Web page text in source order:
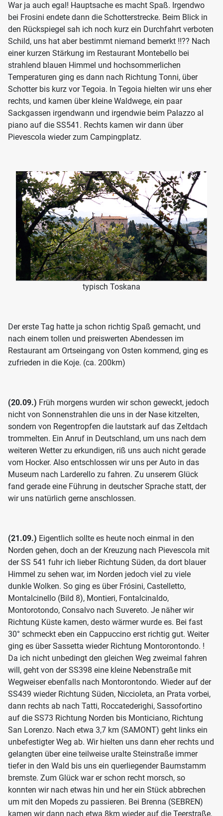
War ja auch egal! Hauptsache es macht Spaß. Irgendwo
bei Frosini endete dann die Schotterstrecke. Beim Blick in
den Rückspiegel sah ich noch kurz ein Durchfahrt verboten
Schild, uns hat aber bestimmt niemand bemerkt !!?? Nach
einer kurzen Stärkung im Restaurant Montebello bei
strahlend blauen Himmel und hochsommerlichen
Temperaturen ging es dann nach Richtung Tonni, über
Schotter bis kurz vor Tegoia. In Tegoia hielten wir uns eher
rechts, und kamen über kleine Waldwege, ein paar
Sackgassen irgendwann und irgendwie beim Palazzo al
piano auf die SS541. Rechts kamen wir dann über
Pievescola wieder zum Campingplatz.
typisch Toskana
Der erste Tag hatte ja schon richtig Spaß gemacht, und
nach einem tollen und preiswerten Abendessen im
Restaurant am Ortseingang von Osten kommend, ging es
zufrieden in die Koje. (ca. 200km)
(20.09.) Früh morgens wurden wir schon geweckt, jedoch
nicht von Sonnenstrahlen die uns in der Nase kitzelten,
sondern von Regentropfen die lautstark auf das Zeltdach
trommelten. Ein Anruf in Deutschland, um uns nach dem
weiteren Wetter zu erkundigen, riß uns auch nicht gerade
vom Hocker. Also entschlossen wir uns per Auto in das
Museum nach Larderello zu fahren. Zu unserem Glück
fand gerade eine Führung in deutscher Sprache statt, der
wir uns natürlich gerne anschlossen.
(21.09.) Eigentlich sollte es heute noch einmal in den
Norden gehen, doch an der Kreuzung nach Pievescola mit
der SS 541 fuhr ich lieber Richtung Süden, da dort blauer
Himmel zu sehen war, im Norden jedoch viel zu viele
dunkle Wolken. So ging es über Frósini, Castelletto,
Montalcinello (Bild 8), Montieri, Fontalcinaldo,
Montorotondo, Consalvo nach Suvereto. Je näher wir
Richtung Küste kamen, desto wärmer wurde es. Bei fast
30° schmeckt eben ein Cappuccino erst richtig gut. Weiter
ging es über Sassetta wieder Richtung Montorontondo. !
Da ich nicht unbedingt den gleichen Weg zweimal fahren
will, geht von der SS398 eine kleine Nebenstraße mit
Wegweiser ebenfalls nach Montorontondo. Wieder auf der
SS439 wieder Richtung Süden, Niccioleta, an Prata vorbei,
dann rechts ab nach Tatti, Roccatederighi, Sassofortino
auf die SS73 Richtung Norden bis Monticiano, Richtung
San Lorenzo. Nach etwa 3,7 km (SAMONT) geht links ein
unbefestigter Weg ab. Wir hielten uns dann eher rechts und
gelangten über eine teilweise uralte Steinstraße immer
tiefer in den Wald bis uns ein querliegender Baumstamm
bremste. Zum Glück war er schon recht morsch, so
konnten wir nach etwas hin und her ein Stück abbrechen
um mit den Mopeds zu passieren. Bei Brenna (SEBREN)
kamen wir dann nach etwa 8km wieder auf die Teerstraße,